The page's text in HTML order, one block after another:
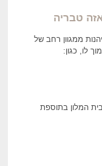
טבריה
ממגוון רחב של
לו, כגון:
המלון בתוספת